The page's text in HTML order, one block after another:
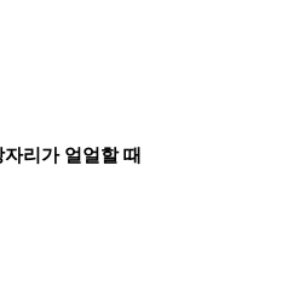
리가 얼얼할 때